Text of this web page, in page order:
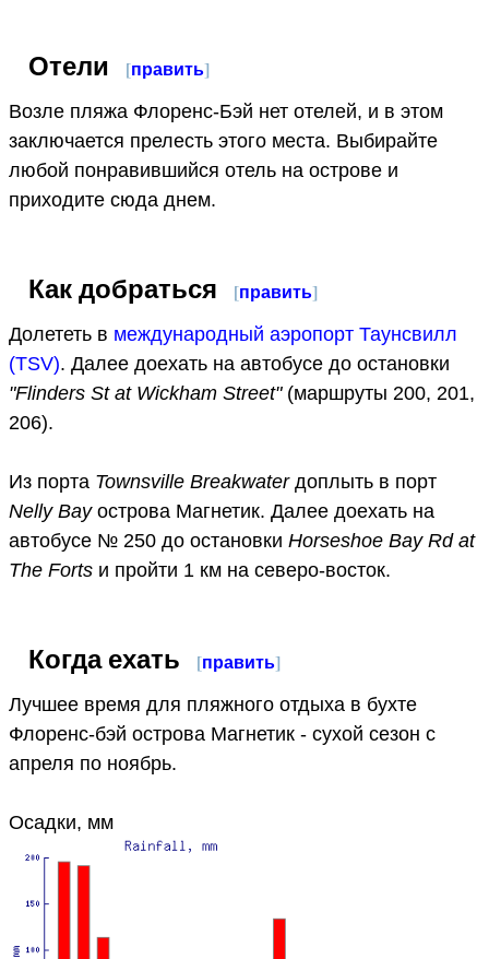
Отели [править]
Возле пляжа Флоренс-Бэй нет отелей, и в этом
заключается прелесть этого места. Выбирайте
любой понравившийся отель на острове и
приходите сюда днем.
Как добраться [править]
Долететь в международный аэропорт Таунсвилл
(TSV). Далее доехать на автобусе до остановки
"Flinders St at Wickham Street"(маршруты 200, 201,
206).
Из порта Townsville Breakwaterдоплыть в порт
Nelly Bayострова Магнетик. Далее доехать на
автобусе № 250 до остановки Horseshoe Bay Rd at
The Forts и пройти 1 км на северо-восток.
Когда ехать [править]
Лучшее время для пляжного отдыха в бухте
Флоренс-бэй острова Магнетик - сухой сезон с
апреля по ноябрь.
Осадки, мм